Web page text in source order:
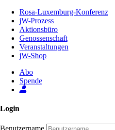
Inhalt
Seite
Rosa-Luxemburg-Konferenz
jW-Prozess
Aktionsbüro
Genossenschaft
Veranstaltungen
jW-Shop
Abo
Spende
Login
Benutzername